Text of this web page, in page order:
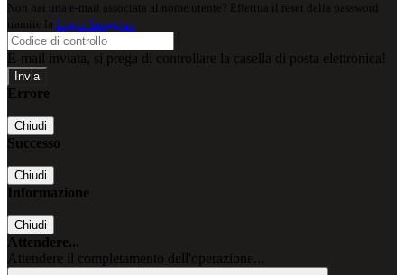
Non hai una e-mail associata al nome utente? Effettua il reset della password
tramite la Login Spaggiari
E-mail inviata, si prega di controllare la casella di posta elettronica!
Errore
Chiudi
Successo
Chiudi
Informazione
Chiudi
Attendere...
Attendere il completamento dell'operazione...